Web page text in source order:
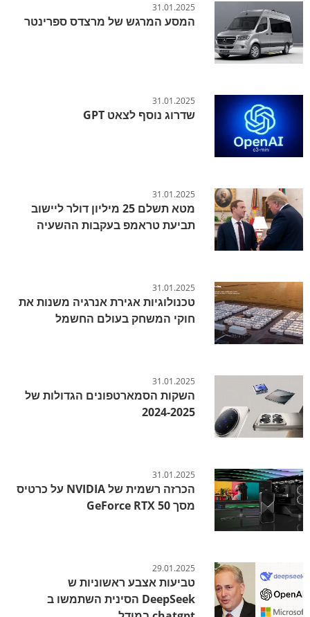
31.01.2025
המסע המרגש של מרצדס ספרינטר
31.01.2025
שדרוג נוסף לצאט GPT
31.01.2025
מטא תשלם 25 מיליון דולר ליישוב
תביעת טראמפ בעקבות ההשעיה
31.01.2025
טכנולוגיות אגירת אנרגיה משנות את
חוקי המשחק בעולם החשמל
31.01.2025
השקות הסמארטפונים הגדולות של
2024-2025
31.01.2025
הכרזה רשמית של NVIDIA על כרטיס
מסך GeForce RTX 50
29.01.2025
טביעות אצבע ראשוניות ש
DeepSeek הסינית השתמשו ב